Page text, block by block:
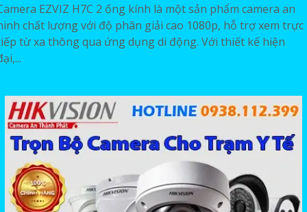
EZVIZ H7C 2 ống kính là một sản phẩm camera an
chất lượng với độ phân giải cao 1080p, hỗ trợ xem trực
từ xa thông qua ứng dụng di động. Với thiết kế hiện